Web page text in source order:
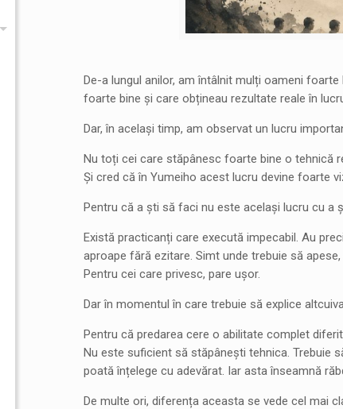
De-a lungul anilor, am întâlnit mulți oameni
foarte bine și care obțineau rezultate reale în
Dar, în același timp, am observat un lucru
Nu toți cei care stăpânesc foarte bine o tehnică
Și cred că în Yumeiho acest lucru devine foarte
Pentru că a ști să faci nu este același lucru cu a
Există practicanți care execută impecabil. Au
aproape fără ezitare. Simt unde trebuie să
Pentru cei care privesc, pare ușor.
Dar în momentul în care trebuie să explice
Pentru că predarea cere o abilitate complet
Nu este suficient să stăpânești tehnica. Trebuie
poată înțelege cu adevărat. Iar asta înseamnă
De multe ori, diferența aceasta se vede cel mai